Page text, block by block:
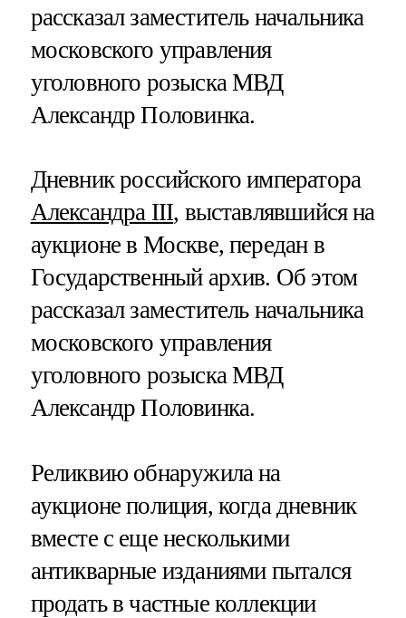
рассказал заместитель начальника
московского управления
уголовного розыска МВД
Александр Половинка.
Дневник российского императора
Александра III, выставлявшийся на
аукционе в Москве, передан в
Государственный архив. Об этом
рассказал заместитель начальника
московского управления
уголовного розыска МВД
Александр Половинка.
Реликвию обнаружила на
аукционе полиция, когда дневник
вместе с еще несколькими
антикварные изданиями пытался
продать в частные коллекции